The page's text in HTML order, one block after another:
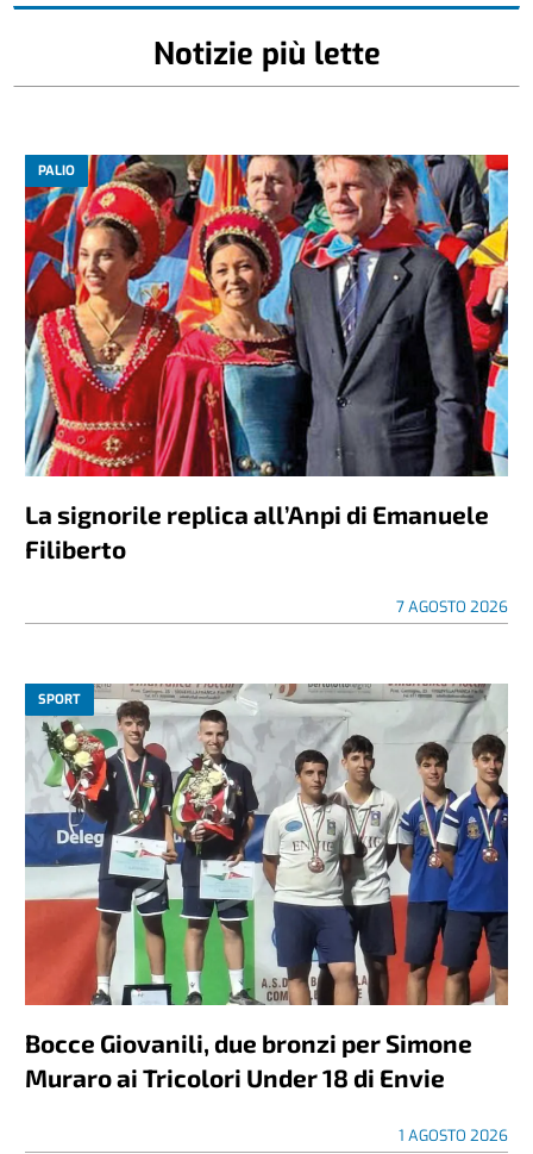
Notizie più lette
PALIO
La signorile replica all’Anpi di Emanuele
Filiberto
7 AGOSTO 2026
SPORT
Bocce Giovanili, due bronzi per Simone
Muraro ai Tricolori Under 18 di Envie
1 AGOSTO 2026